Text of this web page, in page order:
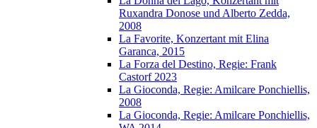
Ruxandra Donose und Alberto Zedda,
2008
La Favorite, Konzertant mit Elina
Garanca, 2015
La Forza del Destino, Regie: Frank
Castorf 2023
La Gioconda, Regie: Amilcare Ponchiellis,
2008
La Gioconda, Regie: Amilcare Ponchiellis,